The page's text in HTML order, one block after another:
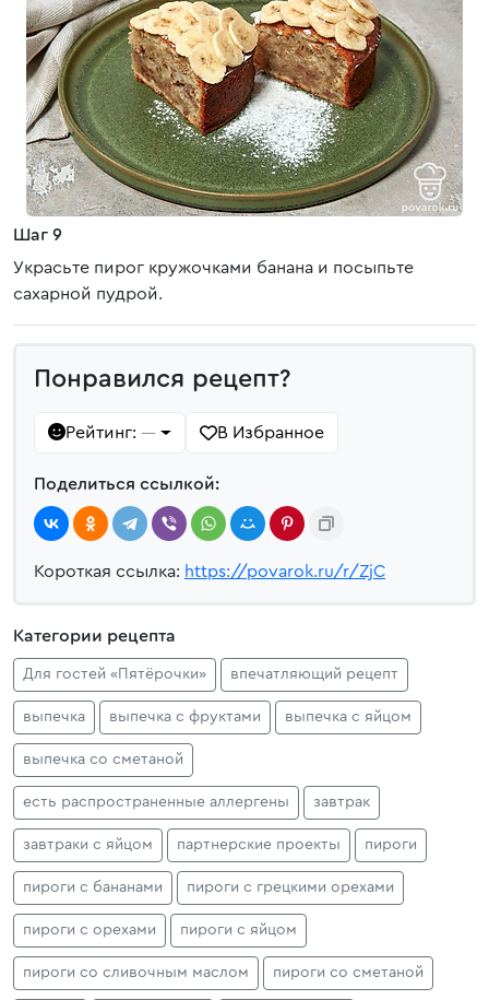
Шаг 9
Украсьте пирог кружочками банана и посыпьте
сахарной пудрой.
Понравился рецепт?
Рейтинг: — В Избранное
Поделиться ссылкой:
Короткая ссылка: https://povarok.ru/r/ZjC
Категории рецепта
Для гостей «Пятёрочки» впечатляющий рецепт
выпечка выпечка с фруктами выпечка с яйцом
выпечка со сметаной
есть распространенные аллергены завтрак
завтраки с яйцом партнерские проекты пироги
пироги с бананами пироги с грецкими орехами
пироги с орехами пироги с яйцом
пироги со сливочным маслом пироги со сметаной